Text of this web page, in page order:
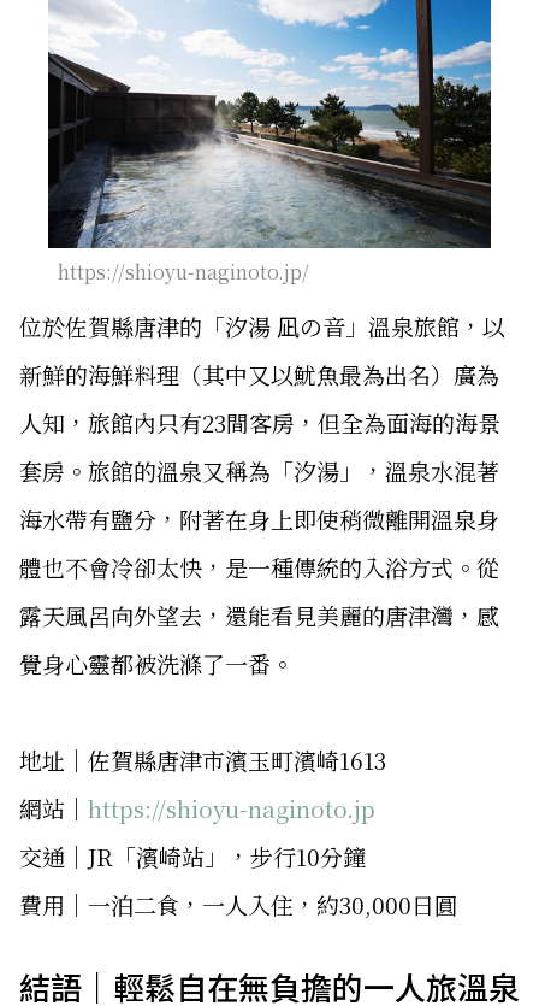
https://shioyu-naginoto.jp/
位於佐賀縣唐津的「汐湯 凪の音」溫泉旅館，以
新鮮的海鮮料理（其中又以魷魚最為出名）廣為
人知，旅館內只有23間客房，但全為面海的海景
套房。旅館的溫泉又稱為「汐湯」，溫泉水混著
海水帶有鹽分，附著在身上即使稍微離開溫泉身
體也不會冷卻太快，是一種傳統的入浴方式。從
露天風呂向外望去，還能看見美麗的唐津灣，感
覺身心靈都被洗滌了一番。
地址│佐賀縣唐津市濱玉町濱崎1613
網站│ https://shioyu-naginoto.jp
交通│JR「濱崎站」，步行10分鐘
費用│一泊二食，一人入住，約30,000日圓
結語｜輕鬆自在無負擔的一人旅溫泉